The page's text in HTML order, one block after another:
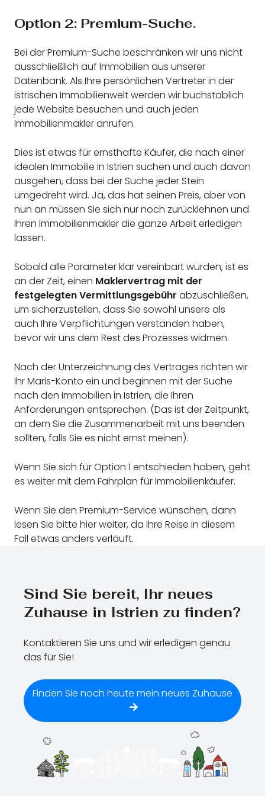
Option 2: Premium-Suche.
Bei der Premium-Suche beschränken wir uns nicht
ausschließlich auf Immobilien aus unserer
Datenbank. Als Ihre persönlichen Vertreter in der
istrischen Immobilienwelt werden wir buchstäblich
jede Website besuchen und auch jeden
Immobilienmakler anrufen.
Dies ist etwas für ernsthafte Käufer, die nach einer
idealen Immobilie in Istrien suchen und auch davon
ausgehen, dass bei der Suche jeder Stein
umgedreht wird. Ja, das hat seinen Preis, aber von
nun an müssen Sie sich nur noch zurücklehnen und
Ihren Immobilienmakler die ganze Arbeit erledigen
lassen.
Sobald alle Parameter klar vereinbart wurden, ist es
an der Zeit, einen Maklervertrag mit der
festgelegten Vermittlungsgebühr abzuschließen,
um sicherzustellen, dass Sie sowohl unsere als
auch Ihre Verpflichtungen verstanden haben,
bevor wir uns dem Rest des Prozesses widmen.
Nach der Unterzeichnung des Vertrages richten wir
Ihr Maris-Konto ein und beginnen mit der Suche
nach den Immobilien in Istrien, die Ihren
Anforderungen entsprechen. (Das ist der Zeitpunkt,
an dem Sie die Zusammenarbeit mit uns beenden
sollten, falls Sie es nicht ernst meinen).
Wenn Sie sich für Option 1 entschieden haben, geht
es weiter mit dem Fahrplan für Immobilienkäufer.
Wenn Sie den Premium-Service wünschen, dann
lesen Sie bitte hier weiter, da Ihre Reise in diesem
Fall etwas anders verläuft.
Sind Sie bereit, Ihr neues
Zuhause in Istrien zu finden?
Kontaktieren Sie uns und wir erledigen genau
das für Sie!
Finden Sie noch heute mein neues Zuhause